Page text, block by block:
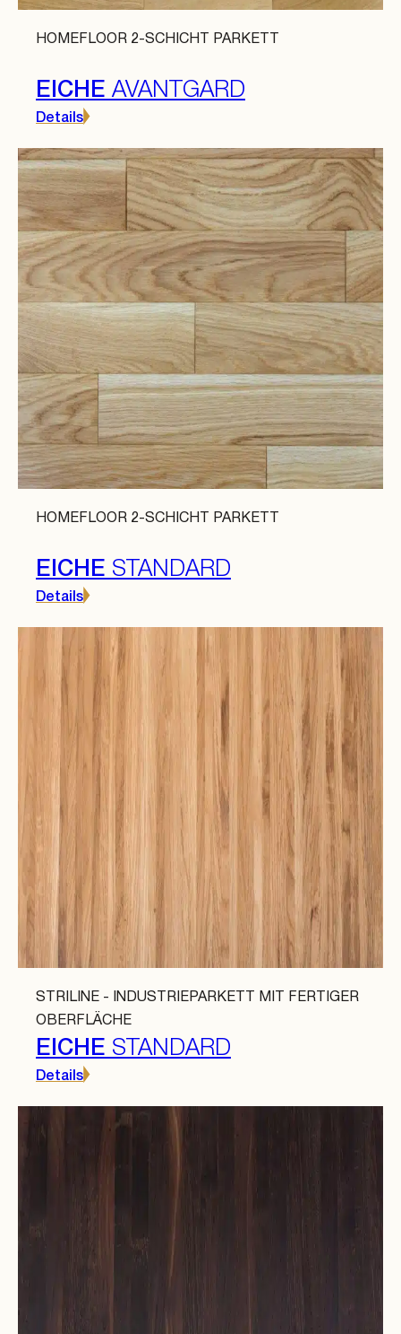
HOMEFLOOR 2-SCHICHT PARKETT
EICHE AVANTGARD
Details
HOMEFLOOR 2-SCHICHT PARKETT
EICHE STANDARD
Details
STRILINE - INDUSTRIEPARKETT MIT FERTIGER
OBERFLÄCHE
EICHE STANDARD
Details